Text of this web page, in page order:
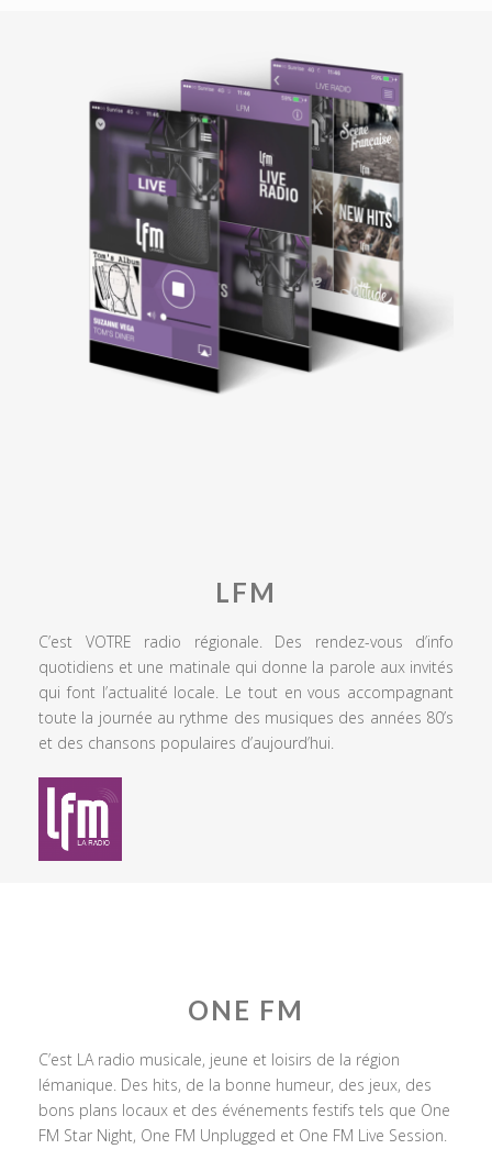
LFM
C’est VOTRE radio régionale. Des rendez-vous d’info
quotidiens et une matinale qui donne la parole aux invités
qui font l’actualité locale. Le tout en vous accompagnant
toute la journée au rythme des musiques des années 80’s
et des chansons populaires d’aujourd’hui.
ONE FM
C’est LA radio musicale, jeune et loisirs de la région
lémanique. Des hits, de la bonne humeur, des jeux, des
bons plans locaux et des événements festifs tels que One
FM Star Night, One FM Unplugged et One FM Live Session.